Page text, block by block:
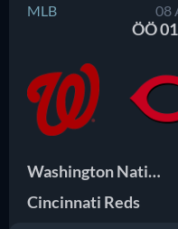
MLB 08
ÖÖ
Washington Nationals
Cincinnati Reds